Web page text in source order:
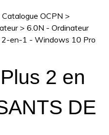
Catalogue OCPN >
> 6.0N - Ordinateur
en-1 - Windows 10 Pro
2 en
DE